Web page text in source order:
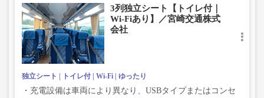
3列独立シート【トイレ付｜
Wi-Fiあり】／宮崎交通株式
会社
独立シート トイレ付 Wi-Fi ゆったり
・充電設備は車両により異なり、USBタイプまたはコンセ